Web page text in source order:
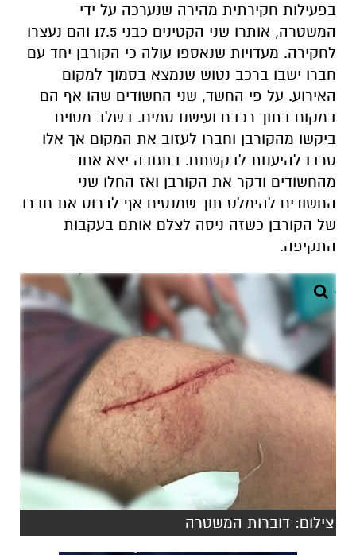
בפעילות חקירתית מהירה שנערכה על ידי
המשטרה, אותרו שני הקטינים כבני 17.5 והם נעצרו
לחקירה. מעדויות שנאספו עולה כי הקורבן יחד עם
חברו ישבו ברכב נטוש שנמצא בסמוך למקום
האירוע. על פי החשד, שני החשודים שהו אף הם
במקום בתוך רכבם ועישנו סמים. בשלב מסוים
ביקשו מהקורבן וחברו לעזוב את המקום אך אלו
סרבו להיענות לבקשתם. בתגובה יצא אחד
מהחשודים ודקר את הקורבן ואז החלו שני
החשודים להימלט תוך שמנסים אף לדרוס את חברו
של הקורבן כשזה ניסה לצלם אותם בעקבות
התקיפה.
צילום: דוברות המשטרה